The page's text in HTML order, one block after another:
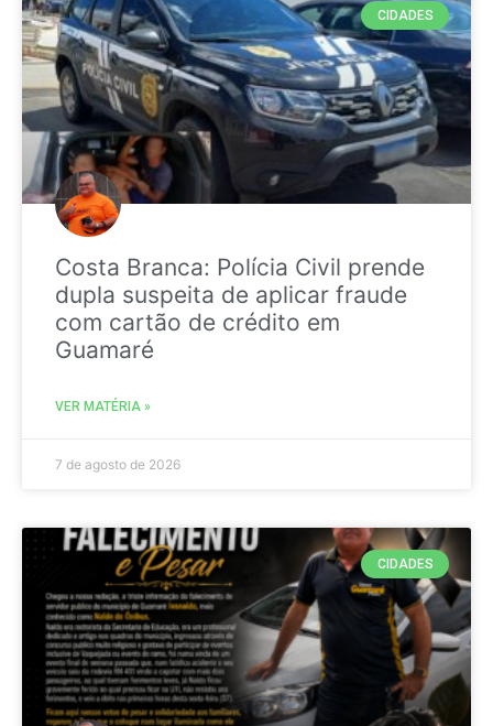
CIDADES
Costa Branca: Polícia Civil prende
dupla suspeita de aplicar fraude
com cartão de crédito em
Guamaré
VER MATÉRIA »
7 de agosto de 2026
CIDADES